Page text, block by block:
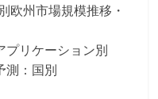
欧州市場規模推移・
プリケーション別
測：国別